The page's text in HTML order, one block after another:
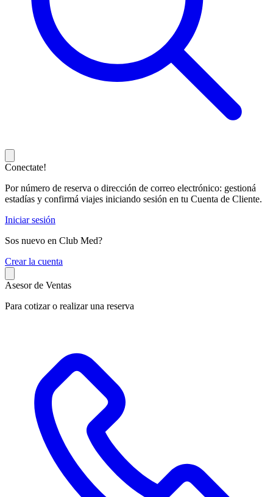
Conectate!
Por número de reserva o dirección de correo electrónico: gestioná
estadías y confirmá viajes iniciando sesión en tu Cuenta de Cliente.
Iniciar sesión
Sos nuevo en Club Med?
Crear la cuenta
Asesor de Ventas
Para cotizar o realizar una reserva